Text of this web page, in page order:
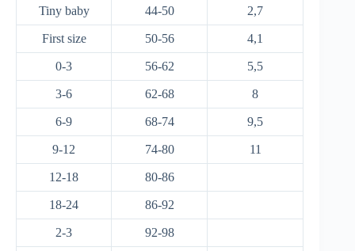
Tiny baby 44-50 2,7
First size 50-56 4,1
0-3 56-62 5,5
3-6 62-68 8
6-9 68-74 9,5
9-12 74-80 11
12-18 80-86
18-24 86-92
2-3 92-98